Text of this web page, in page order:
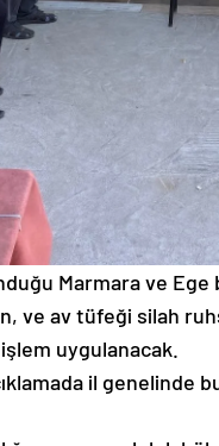
Marmara ve
ve av tüfeği silah
uygulanacak.
il genelinde